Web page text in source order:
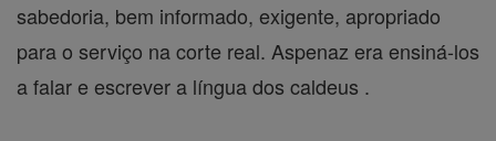
sabedoria, bem informado, exigente, apropriado
para o serviço na corte real. Aspenaz era ensiná-los
a falar e escrever a língua dos caldeus .